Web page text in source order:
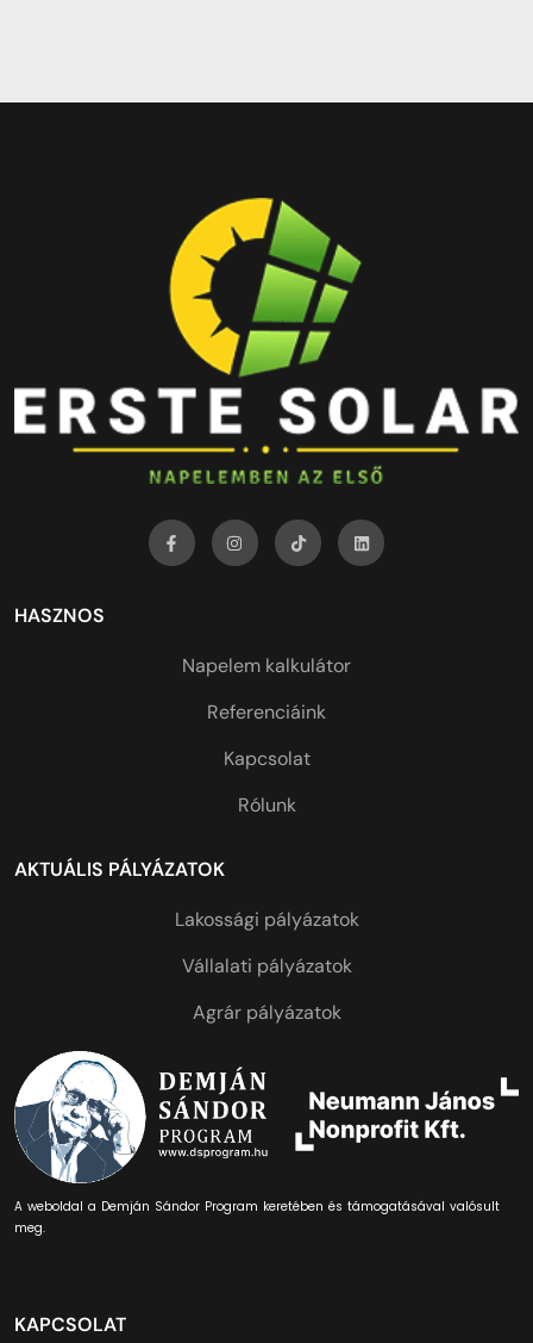
HASZNOS
Napelem kalkulátor
Referenciáink
Kapcsolat
Rólunk
AKTUÁLIS PÁLYÁZATOK
Lakossági pályázatok
Vállalati pályázatok
Agrár pályázatok
A weboldal a Demján Sándor Program keretében és támogatásával valósult
meg.
KAPCSOLAT